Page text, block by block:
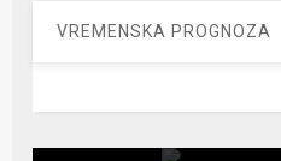
VREMENSKA PROGNOZA